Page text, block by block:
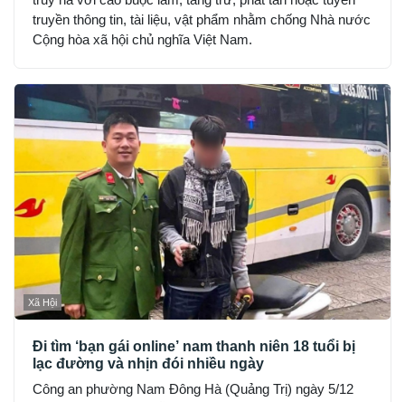
truyền thông tin, tài liệu, vật phẩm nhằm chống Nhà nước
Cộng hòa xã hội chủ nghĩa Việt Nam.
Xã Hội
Đi tìm ‘bạn gái online’ nam thanh niên 18 tuổi bị
lạc đường và nhịn đói nhiều ngày
Công an phường Nam Đông Hà (Quảng Trị) ngày 5/12